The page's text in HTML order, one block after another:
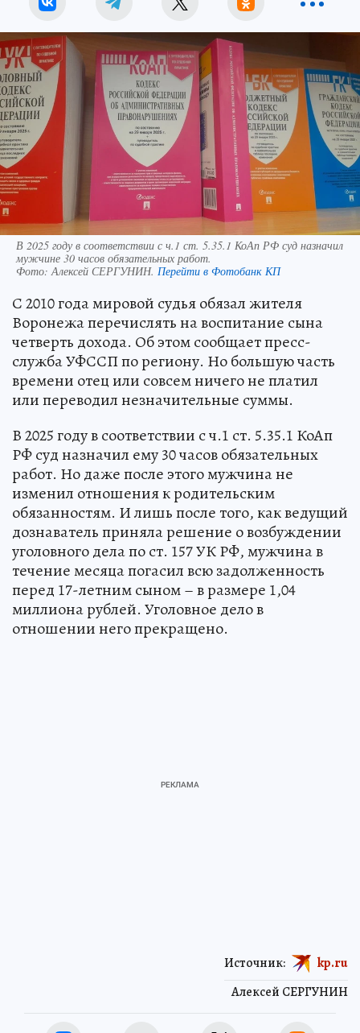
В 2025 году в соответствии с ч.1 ст. 5.35.1 КоАп РФ суд назначил
мужчине 30 часов обязательных работ.
Фото:Алексей СЕРГУНИН. Перейти в Фотобанк КП
С 2010 года мировой судья обязал жителя
Воронежа перечислять на воспитание сына
четверть дохода. Об этом сообщает пресс-
служба УФССП по региону. Но большую часть
времени отец или совсем ничего не платил
или переводил незначительные суммы.
В 2025 году в соответствии с ч.1 ст. 5.35.1 КоАп
РФ суд назначил ему 30 часов обязательных
работ. Но даже после этого мужчина не
изменил отношения к родительским
обязанностям. И лишь после того, как ведущий
дознаватель приняла решение о возбуждении
уголовного дела по ст. 157 УК РФ, мужчина в
течение месяца погасил всю задолженность
перед 17-летним сыном – в размере 1,04
миллиона рублей. Уголовное дело в
отношении него прекращено.
Алексей СЕРГУНИН
Источник: kp.ru